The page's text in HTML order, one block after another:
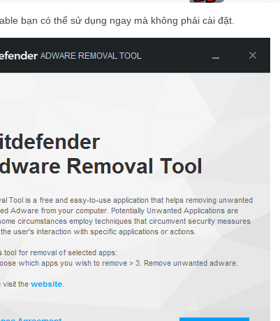
bạn có thể sử dụng ngay mà không phải cài đặt.